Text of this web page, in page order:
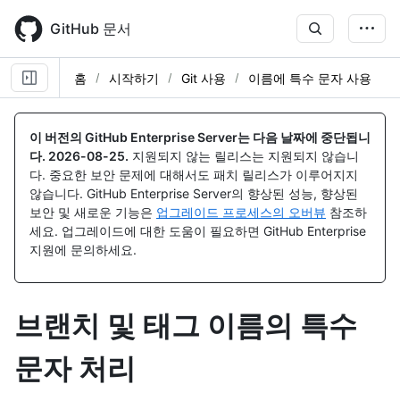
main
content
GitHub 문서
홈 시작하기 Git 사용 이름에 특수 문자 사용
이 버전의 GitHub Enterprise Server는 다음 날짜에 중단됩니
다. 2026-08-25. 지원되지 않는 릴리스는 지원되지 않습니
다. 중요한 보안 문제에 대해서도 패치 릴리스가 이루어지지
않습니다. GitHub Enterprise Server의 향상된 성능, 향상된
보안 및 새로운 기능은 업그레이드 프로세스의 오버뷰 참조하
세요. 업그레이드에 대한 도움이 필요하면 GitHub Enterprise
지원에 문의하세요.
브랜치 및 태그 이름의 특수
문자 처리